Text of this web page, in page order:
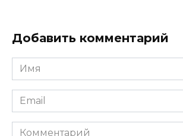
Добавить комментарий
Имя
Email
Комментарий